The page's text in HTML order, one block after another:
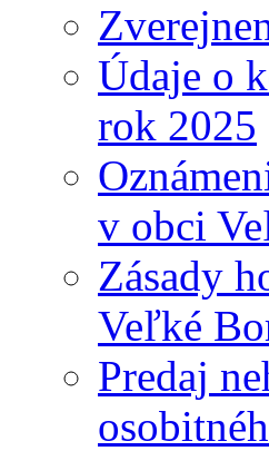
Údaje o
rok 2025
v obci
Zásady
Veľké
Predaj